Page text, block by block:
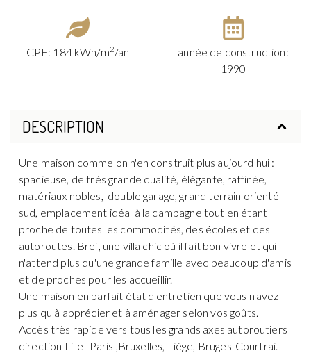
CPE: 184 kWh/m2/an
année de construction:
1990
DESCRIPTION
Une maison comme on n'en construit plus aujourd'hui :
spacieuse, de très grande qualité, élégante, raffinée,
matériaux nobles, double garage, grand terrain orienté
sud, emplacement idéal à la campagne tout en étant
proche de toutes les commodités, des écoles et des
autoroutes. Bref, une villa chic où il fait bon vivre et qui
n'attend plus qu'une grande famille avec beaucoup d'amis
et de proches pour les accueillir.
Une maison en parfait état d'entretien que vous n'avez
plus qu'à apprécier et à aménager selon vos goûts.
Accès très rapide vers tous les grands axes autoroutiers
direction Lille -Paris ,Bruxelles, Liège, Bruges-Courtrai.